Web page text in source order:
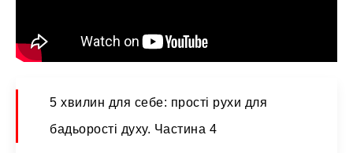
5 хвилин для себе: прості рухи для
бадьорості духу. Частина 4